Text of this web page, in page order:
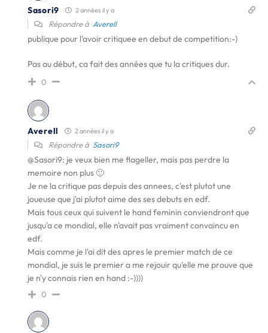
Sasori9 2 années il y a
Répondre à Averell
publique pour l'avoir critiquee en debut de competition:-)
Pas au début, ca fait des années que tu la critiques dur.
0
Averell 2 années il y a
Répondre à Sasori9
@Sasori9: je veux bien me flageller, mais pas perdre la
memoire non plus 🙂
Je ne la critique pas depuis des annees, c'est plutot une
joueuse que j'ai plutot aime des ses debuts en edf.
Mais tous ceux qui suivent le hand feminin conviendront que
jusqu'a ce mondial, elle n'avait pas vraiment convaincu en
edf.
Mais comme je l'ai dit des apres le premier match de ce
mondial, je suis le premier a me rejouir qu'elle me prouve que
je n'y connais rien en hand :-))))
0